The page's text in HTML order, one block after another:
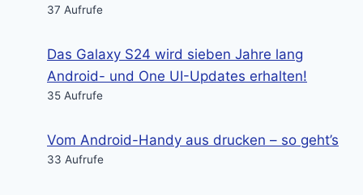
37 Aufrufe
Das Galaxy S24 wird sieben Jahre lang
Android- und One UI-Updates erhalten!
35 Aufrufe
Vom Android-Handy aus drucken – so geht’s
33 Aufrufe